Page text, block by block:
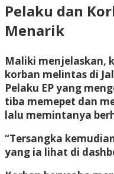
Pelaku dan
Menarik
Maliki menjelaskan,
korban melintas di
Pelaku EP yang
tiba memepet dan
lalu memintanya
“Tersangka
yang ia lihat di